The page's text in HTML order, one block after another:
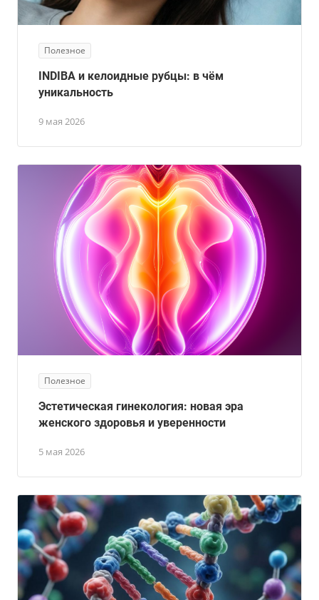
Полезное
9 мая 2026
INDIBA и келоидные рубцы: в чём
уникальность
Полезное
5 мая 2026
Эстетическая гинекология: новая эра
женского здоровья и уверенности